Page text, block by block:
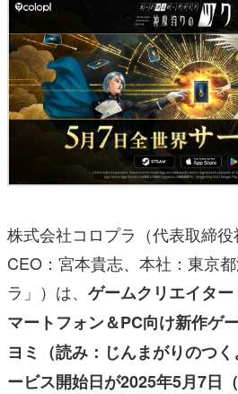
株式会社コロプラ（代表取締
CEO：宮本貴志、本社：東京
ラ」）は、 ゲームクリエイタ
マートフォン＆PC向け新作ゲ
ヨミ（読み：じんまがりのつ
ービス開始日が2025年5月7日